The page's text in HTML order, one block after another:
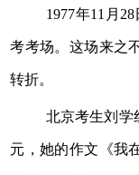
1977年11月
考考场。这场来之
转折。
北京考生刘学
元，她的作文《我